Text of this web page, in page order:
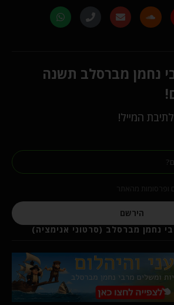
נחמן מברסלב תשנה
המייל!
הירשם
נחמן מברסלב (סרטוני אנימציה)